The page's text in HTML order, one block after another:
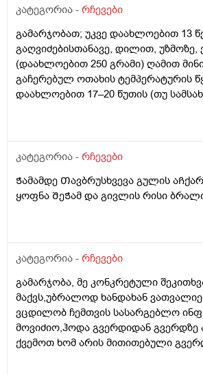
ხოდა ვეღარ ჩამოვყალიბდი
საქართველოში უროლოგიის
არსებობს მამაკაცის პლასტიკა ან
კატეგორია - რჩევები
გამარჯობათ; უკვე დაახლოებით 13
გაღვიძებისთანავე, დილით, უზმოზე,
(დაახლოებით 250 გრამი) ღამით
გაჩერებულ ოთახის ტემპერატურის
დაახლოებით 17–20 წუთის (თუ
და სამსახურში არ მეჩქარება),
ერთ ჭიქა უფრო ხშირად ონკანის
სადაც ამბობენ, რომ დილით,
წყლის დალევა არ შეიძლება, რადგან
გაღვიძებისთანავე დალეულ წყალს
ორგანიზმი ზიანდებაო; ჯერ
უზმოზე ან წყალი გამოივლოთ პირში
დალიოთ წყალი ჭამის წინ დილით
მაინტერესებს: 1) როგორ ჯობია,
გაღვიძებისთანავე, უზმოზე ოთახის
წყლის დალევა თუ კბილების
წყლის გამოვლების შემდეგ უზმოზე
კატეგორია - რჩევები
Ჭამამდე Თავბრუსხვევა გულის
ყოფნა ᲨეᲭამ და გივლის რისი
კატეგორია - რჩევები
გამარჯობა, მე კონკრეტული
მაქვს,უბრალოდ ხანდახან
ვცდილობ ჩემთვის სასარგებლო
მოვიძიო,ჰოდა გვერდიდან გვერდზე
ქვემოთ ხომ არის მითითებული